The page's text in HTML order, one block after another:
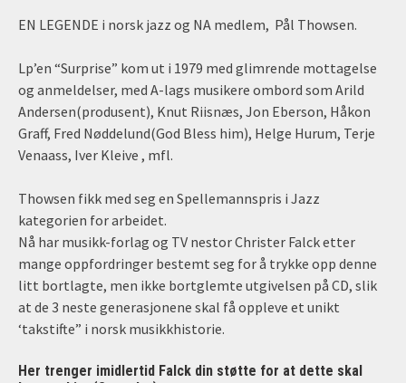
EN LEGENDE i norsk jazz og NA medlem, Pål Thowsen.
Lp’en “Surprise” kom ut i 1979 med glimrende mottagelse
og anmeldelser, med A-lags musikere ombord som Arild
Andersen(produsent), Knut Riisnæs, Jon Eberson, Håkon
Graff, Fred Nøddelund(God Bless him), Helge Hurum, Terje
Venaass, Iver Kleive , mfl.
Thowsen fikk med seg en Spellemannspris i Jazz
kategorien for arbeidet.
Nå har musikk-forlag og TV nestor Christer Falck etter
mange oppfordringer bestemt seg for å trykke opp denne
litt bortlagte, men ikke bortglemte utgivelsen på CD, slik
at de 3 neste generasjonene skal få oppleve et unikt
‘takstifte” i norsk musikkhistorie.
Her trenger imidlertid Falck din støtte for at dette skal